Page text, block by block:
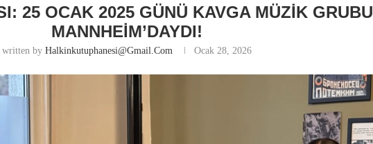
25 OCAK 2025 GÜNÜ KAVGA MÜZIK GRUBU
MANNHEIM’DAYDI!
written by Halkinkutuphanesi@gmail.com Ocak 28, 2026